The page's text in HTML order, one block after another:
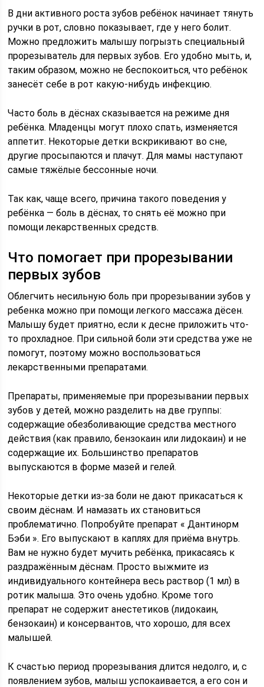
В дни активного роста зубов ребёнок начинает тянуть
ручки в рот, словно показывает, где у него болит.
Можно предложить малышу погрызть специальный
прорезыватель для первых зубов. Его удобно мыть, и,
таким образом, можно не беспокоиться, что ребёнок
занесёт себе в рот какую-нибудь инфекцию.
Часто боль в дёснах сказывается на режиме дня
ребёнка. Младенцы могут плохо спать, изменяется
аппетит. Некоторые детки вскрикивают во сне,
другие просыпаются и плачут. Для мамы наступают
самые тяжёлые бессонные ночи.
Так как, чаще всего, причина такого поведения у
ребёнка — боль в дёснах, то снять её можно при
помощи лекарственных средств.
Что помогает при прорезывании
первых зубов
Облегчить несильную боль при прорезывании зубов у
ребенка можно при помощи легкого массажа дёсен.
Малышу будет приятно, если к десне приложить что-
то прохладное. При сильной боли эти средства уже не
помогут, поэтому можно воспользоваться
лекарственными препаратами.
Препараты, применяемые при прорезывании первых
зубов у детей, можно разделить на две группы:
содержащие обезболивающие средства местного
действия (как правило, бензокаин или лидокаин) и не
содержащие их. Большинство препаратов
выпускаются в форме мазей и гелей.
Некоторые детки из-за боли не дают прикасаться к
своим дёснам. И намазать их становиться
проблематично. Попробуйте препарат « Дантинорм
Бэби ». Его выпускают в каплях для приёма внутрь.
Вам не нужно будет мучить ребёнка, прикасаясь к
раздражённым дёснам. Просто выжмите из
индивидуального контейнера весь раствор (1 мл) в
ротик малыша. Это очень удобно. Кроме того
препарат не содержит анестетиков (лидокаин,
бензокаин) и консервантов, что хорошо, для всех
малышей.
К счастью период прорезывания длится недолго, и, с
появлением зубов, малыш успокаивается, а его сон и